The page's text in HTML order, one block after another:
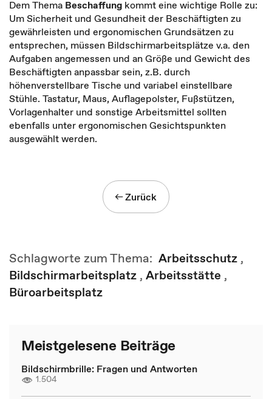
Dem Thema Beschaffung kommt eine wichtige Rolle zu:
Um Sicherheit und Gesundheit der Beschäftigten zu
gewährleisten und ergonomischen Grundsätzen zu
entsprechen, müssen Bildschirmarbeitsplätze v.a. den
Aufgaben angemessen und an Größe und Gewicht des
Beschäftigten anpassbar sein, z.B. durch
höhenverstellbare Tische und variabel einstellbare
Stühle. Tastatur, Maus, Auflagepolster, Fußstützen,
Vorlagenhalter und sonstige Arbeitsmittel sollten
ebenfalls unter ergonomischen Gesichtspunkten
ausgewählt werden.
Zurück
Schlagworte zum Thema: Arbeitsschutz ,
Bildschirmarbeitsplatz , Arbeitsstätte ,
Büroarbeitsplatz
Meistgelesene Beiträge
Bildschirmbrille: Fragen und Antworten
1.504